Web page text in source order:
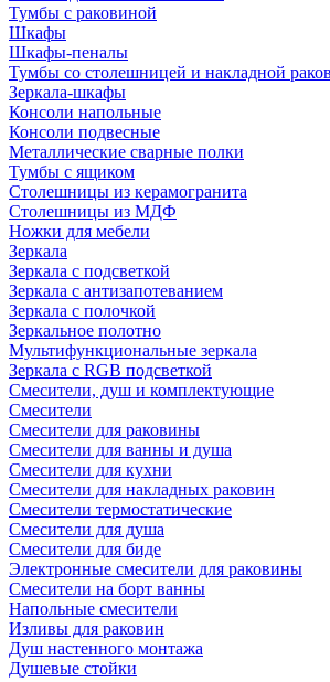
Тумбы с раковиной
Шкафы
Шкафы-пеналы
Тумбы со столешницей и накладной
Зеркала-шкафы
Консоли напольные
Консоли подвесные
Металлические сварные полки
Тумбы с ящиком
Столешницы из керамогранита
Столешницы из МДФ
Ножки для мебели
Зеркала
Зеркала с подсветкой
Зеркала с антизапотеванием
Зеркала с полочкой
Зеркальное полотно
Мультифункциональные зеркала
Зеркала c RGB подсветкой
Смесители, душ и комплектующие
Смесители
Смесители для раковины
Смесители для ванны и душа
Смесители для кухни
Смесители для накладных раковин
Смесители термостатические
Смесители для душа
Смесители для биде
Электронные смесители для раковины
Смесители на борт ванны
Напольные смесители
Изливы для раковин
Душ настенного монтажа
Душевые стойки